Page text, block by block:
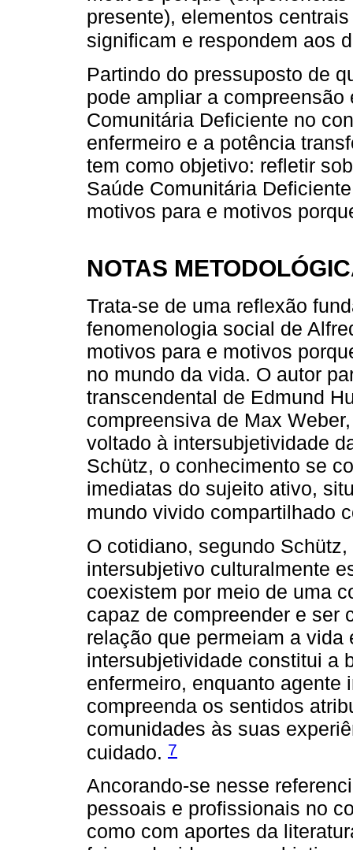
presente), elementos
significam e respondem aos
Partindo do pressuposto de
pode ampliar a
Comunitária Deficiente no
enfermeiro e a potência
tem como objetivo: refletir
Saúde Comunitária
motivos para e motivos
NOTAS
Trata-se de uma reflexão
fenomenologia social de
motivos para e motivos
no mundo da vida. O autor
transcendental de Edmund
compreensiva de Max
voltado à intersubjetividade
Schütz, o conhecimento se
imediatas do sujeito ativo,
mundo vivido compartilhado
O cotidiano, segundo
intersubjetivo culturalmente
coexistem por meio de uma
capaz de compreender e ser
relação que permeiam a vida
intersubjetividade constitui a
enfermeiro, enquanto
compreenda os sentidos
comunidades às suas
cuidado. 7
Ancorando-se nesse
pessoais e profissionais no
como com aportes da